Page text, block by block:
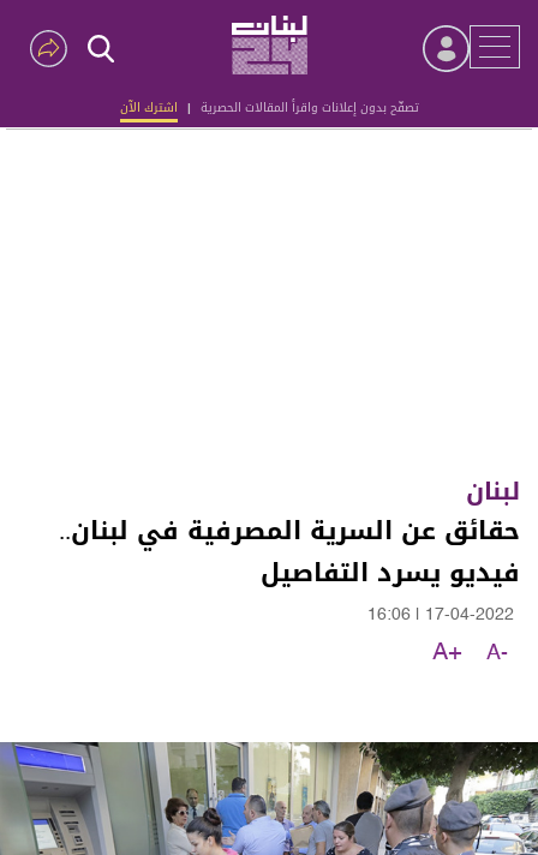
تصفّح بدون إعلانات واقرأ المقالات الحصرية | اشترك الآن
Advertisement
لبنان
حقائق عن السرية المصرفية في لبنان..
فيديو يسرد التفاصيل
17-04-2022
16:06
A-
A+